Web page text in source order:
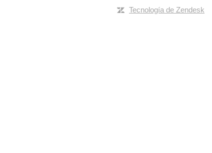
Tecnología de Zendesk